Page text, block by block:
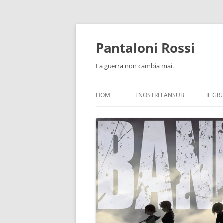
Pantaloni Rossi
La guerra non cambia mai.
HOME I NOSTRI FANSUB
A CERTAIN SCIENTIFIC RAILGUN T
AMANCHU!
AMANCHU! ADVANCE
ARIA THE AVVENIRE
AZUR LANE
IL